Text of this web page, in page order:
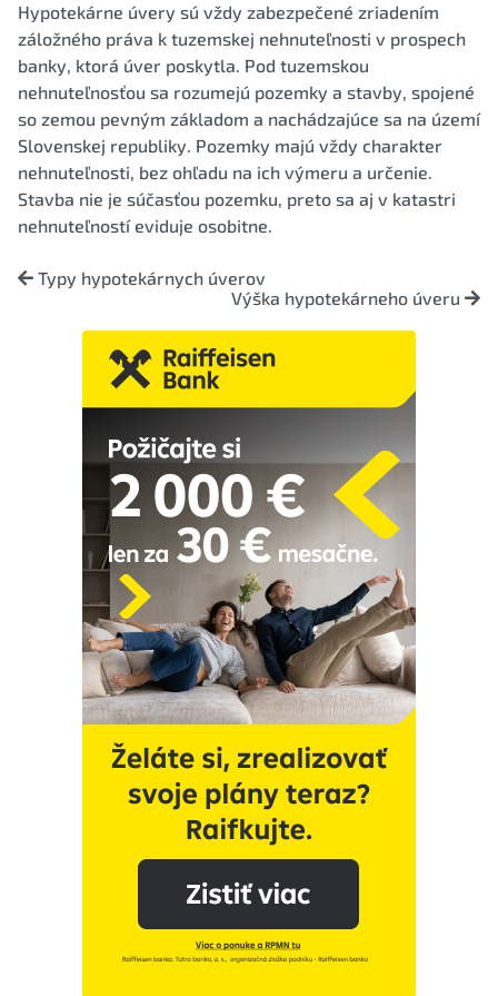
Hypotekárne úvery sú vždy zabezpečené zriadením
záložného práva k tuzemskej nehnuteľnosti v prospech
banky, ktorá úver poskytla. Pod tuzemskou
nehnuteľnosťou sa rozumejú pozemky a stavby, spojené
so zemou pevným základom a nachádzajúce sa na území
Slovenskej republiky. Pozemky majú vždy charakter
nehnuteľnosti, bez ohľadu na ich výmeru a určenie.
Stavba nie je súčasťou pozemku, preto sa aj v katastri
nehnuteľností eviduje osobitne.
Typy hypotekárnych úverov
Výška hypotekárneho úveru